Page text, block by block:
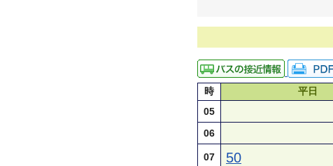
時 平日
05
06
07 50